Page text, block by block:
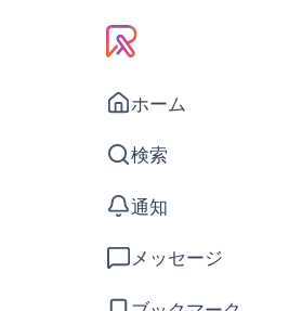
ホーム
検索
通知
メッセージ